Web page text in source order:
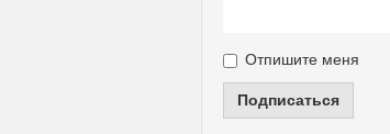
Отпишите меня
Подписаться